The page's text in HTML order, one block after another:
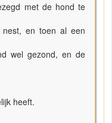
met de hond te
en toen al een
wel gezond, en de
heeft.